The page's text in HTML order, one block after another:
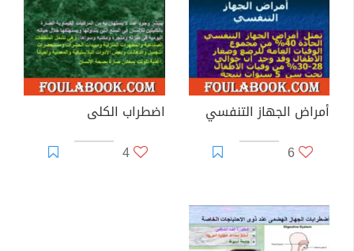
أمراض الجهاز التنفسي
6
اضطراب الكلى
4